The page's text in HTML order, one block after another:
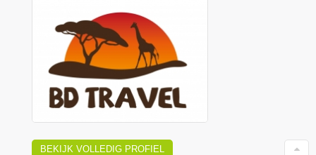
BEKIJK VOLLEDIG PROFIEL